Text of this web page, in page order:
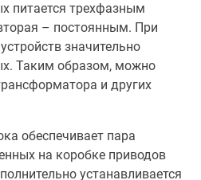
питается трехфазным
– постоянным. При
значительно
Таким образом, можно
и других
обеспечивает пара
на коробке приводов
устанавливается